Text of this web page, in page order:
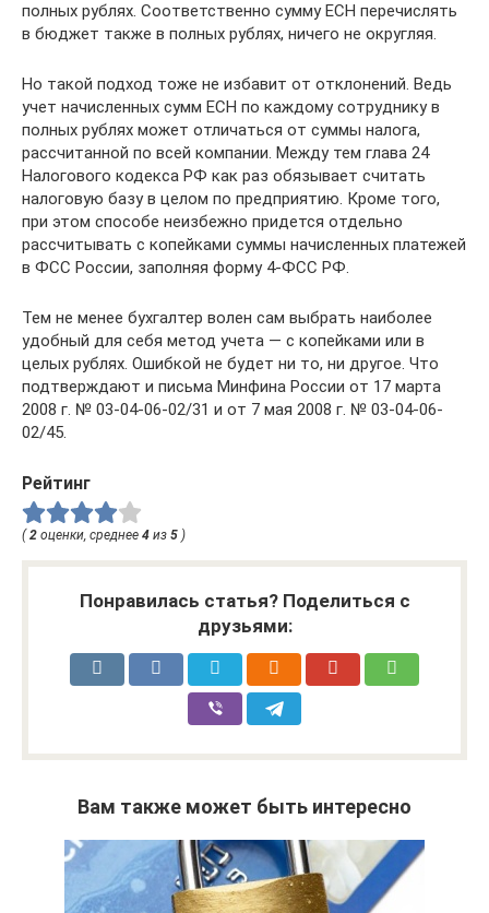
полных рублях. Соответственно сумму ЕСН перечислять
в бюджет также в полных рублях, ничего не округляя.
Но такой подход тоже не избавит от отклонений. Ведь
учет начисленных сумм ЕСН по каждому сотруднику в
полных рублях может отличаться от суммы налога,
рассчитанной по всей компании. Между тем глава 24
Налогового кодекса РФ как раз обязывает считать
налоговую базу в целом по предприятию. Кроме того,
при этом способе неизбежно придется отдельно
рассчитывать с копейками суммы начисленных платежей
в ФСС России, заполняя форму 4-ФСС РФ.
Тем не менее бухгалтер волен сам выбрать наиболее
удобный для себя метод учета — с копейками или в
целых рублях. Ошибкой не будет ни то, ни другое. Что
подтверждают и письма Минфина России от 17 марта
2008 г. № 03-04-06-02/31 и от 7 мая 2008 г. № 03-04-06-
02/45.
Рейтинг
( 2 оценки, среднее 4 из 5 )
Понравилась статья? Поделиться с
друзьями:
Вам также может быть интересно